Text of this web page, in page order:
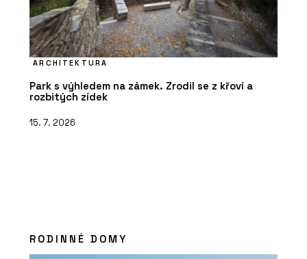
ARCHITEKTURA
Park s výhledem na zámek. Zrodil se z křoví a
rozbitých zídek
15. 7. 2026
RODINNÉ DOMY